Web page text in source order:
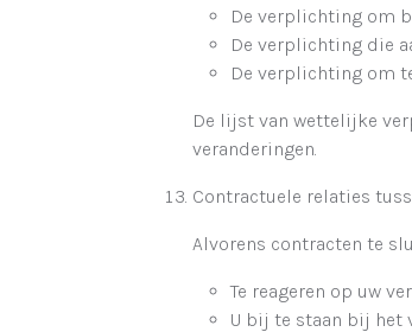
De verplichting om
De verplichting die
De verplichting om
De lijst van wettelijke
veranderingen.
Contractuele relaties
Alvorens contracten te
Te reageren op uw
U bij te staan bij het